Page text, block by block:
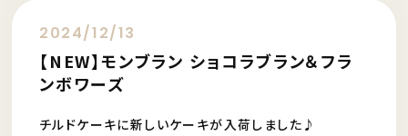
2024/12/13
【NEW】モンブラン ショコラブラン＆フラ
ンボワーズ
チルドケーキに新しいケーキが入荷しました♪